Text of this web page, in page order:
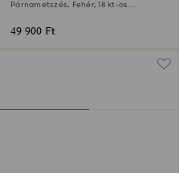
Párnametszés, Fehér, 18 kt-os
49 900 Ft